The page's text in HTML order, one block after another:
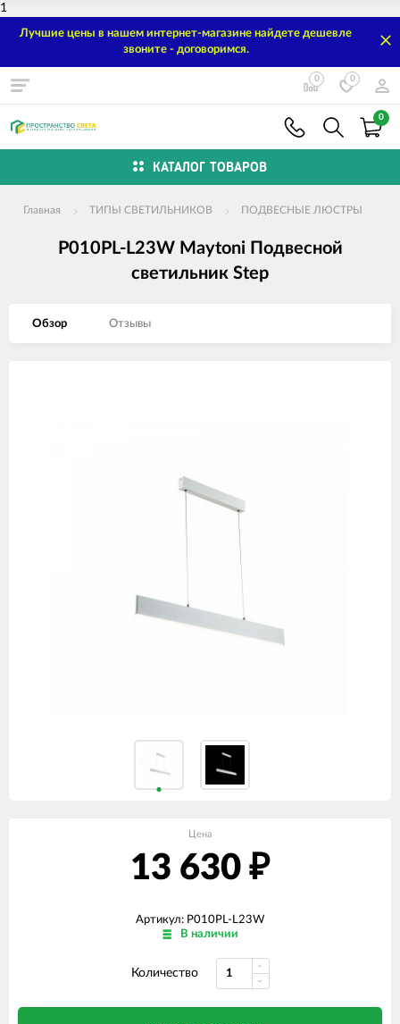
1
Лучшие цены в нашем интернет-магазине найдете дешевле
звоните - договоримся.
0 0
0
КАТАЛОГ ТОВАРОВ
Главная ТИПЫ СВЕТИЛЬНИКОВ ПОДВЕСНЫЕ ЛЮСТРЫ
P010PL-L23W Maytoni Подвесной
светильник Step
Обзор Отзывы
Цена
13 630 ₽
Артикул: P010PL-L23W
В наличии
Количество